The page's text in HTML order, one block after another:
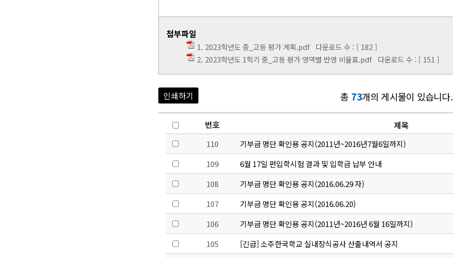
첨부파일
1. 2023학년도 중_고등 평가 계획.pdf다운로드 수 : [ 182 ]
2. 2023학년도 1학기 중_고등 평가 영역별 반영 비율표.pdf다운로드 수 : [ 151 ]
인쇄하기 총 73개의 게시물이 있습니다.
번호 제목
110 기부금 명단 확인용 공지(2011년~2016년7월6일까지)
109
6월 17일 편입학시험 결과 및 입학금 납부 안내
108
기부금 명단 확인용 공지(2016.06.29 자)
107
기부금 명단 확인용 공지(2016.06.20)
106
기부금 명단 확인용 공지(2011년~2016년 6월 16일까지)
105
[긴급] 소주한국학교 실내장식공사 산출내역서 공지